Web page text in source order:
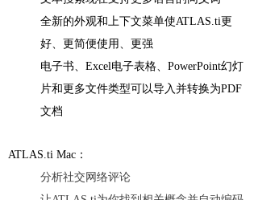
全新的外观和上下文菜单使ATLAS.ti更
好、更简便使用、更强
电子书、Excel电子表格、PowerPoint幻灯
片和更多文件类型可以导入并转换为PDF
文档
ATLAS.ti Mac：
分析社交网络评论